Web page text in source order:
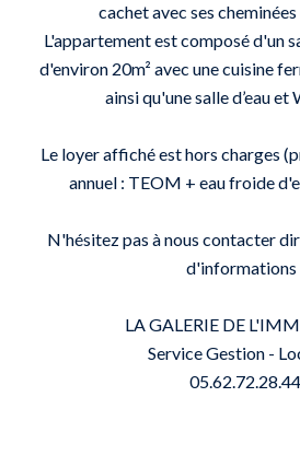
cachet avec ses
L'appartement est composé d'un
d'environ 20m² avec une cuisine
ainsi qu'une salle d’eau et
Le loyer affiché est hors charges
annuel : TEOM + eau froide
N'hésitez pas à nous contacter
d'informations
LA GALERIE DE
Service Gestion -
05.62.72.28.44